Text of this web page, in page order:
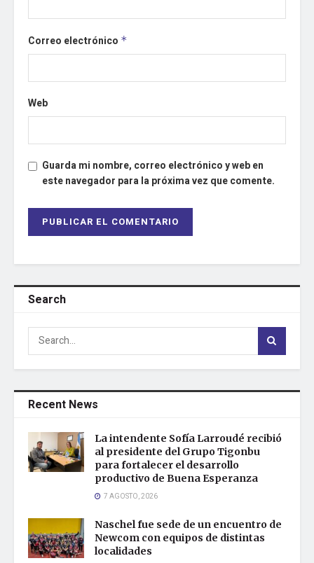
Correo electrónico *
Web
Guarda mi nombre, correo electrónico y web en
este navegador para la próxima vez que comente.
Search
Recent News
La intendente Sofía Larroudé recibió
al presidente del Grupo Tigonbu
para fortalecer el desarrollo
productivo de Buena Esperanza
7 AGOSTO, 2026
Naschel fue sede de un encuentro de
Newcom con equipos de distintas
localidades